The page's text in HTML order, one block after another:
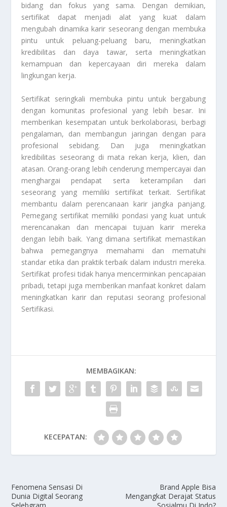
bidang dan fokus yang sama. Dengan demikian,
sertifikat dapat menjadi alat yang kuat dalam
mengubah dinamika karir seseorang dengan membuka
pintu untuk peluang-peluang baru, meningkatkan
kredibilitas dan daya tawar, serta meningkatkan
kemampuan dan kepercayaan diri mereka dalam
lingkungan kerja.
Sertifikat seringkali membuka pintu untuk bergabung
dengan komunitas profesional yang lebih besar. Ini
memberikan kesempatan untuk berkolaborasi, berbagi
pengalaman, dan membangun jaringan dengan para
profesional sebidang. Dan juga meningkatkan
kredibilitas seseorang di mata rekan kerja, klien, dan
atasan. Orang-orang lebih cenderung mempercayai dan
menghargai pendapat serta keterampilan dari
seseorang yang memiliki sertifikat terkait. Sertifikat
membantu dalam perencanaan karir jangka panjang.
Pemegang sertifikat memiliki pondasi yang kuat untuk
merencanakan dan mencapai tujuan karir mereka
dengan lebih baik. Yang dimana sertifikat memastikan
bahwa pemegangnya memahami dan mematuhi
standar etika dan praktik terbaik dalam industri mereka.
Sertifikat profesi tidak hanya mencerminkan pencapaian
pribadi, tetapi juga memberikan manfaat konkret dalam
meningkatkan karir dan reputasi seorang profesional
Sertifikasi.
MEMBAGIKAN:
KECEPATAN:
Fenomena Sensasi Di
Dunia Digital Seorang
Selebgram
Brand Apple Bisa
Mengangkat Derajat Status
Sosialmu Di Indo?